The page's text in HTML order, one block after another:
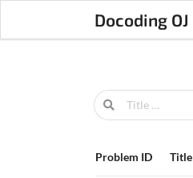
Docoding OJ
Problem ID Title